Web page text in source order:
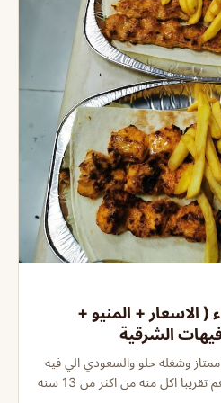
الاسعار + المنيو +
الشرقية
وشغله حلو والسعودي الي فيه
اكل منه من اكثر من 13 سنه